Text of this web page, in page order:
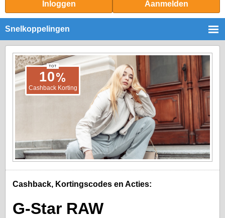
Inloggen Aanmelden
Snelkoppelingen
10%
Cashback Korting
TOT
Cashback, Kortingscodes en Acties:
G-Star RAW